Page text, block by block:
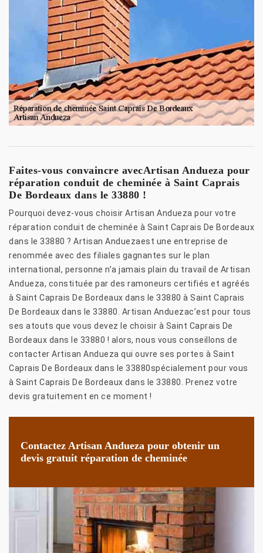
Faites-vous convaincre avecArtisan Andueza pour
réparation conduit de cheminée à Saint Caprais
De Bordeaux dans le 33880 !
Pourquoi devez-vous choisir Artisan Andueza pour votre
réparation conduit de cheminée à Saint Caprais De Bordeaux
dans le 33880 ? Artisan Anduezaest une entreprise de
renommée avec des filiales gagnantes sur le plan
international, personne n’a jamais plain du travail de Artisan
Andueza, constituée par des ramoneurs certifiés et agréés
à Saint Caprais De Bordeaux dans le 33880 à Saint Caprais
De Bordeaux dans le 33880. Artisan Anduezac’est pour tous
ses atouts que vous devez le choisir à Saint Caprais De
Bordeaux dans le 33880 ! alors, nous vous conseillons de
contacter Artisan Andueza qui ouvre ses portes à Saint
Caprais De Bordeaux dans le 33880spécialement pour vous
à Saint Caprais De Bordeaux dans le 33880. Prenez votre
devis gratuitement en ce moment !
Contactez Artisan Andueza pour obtenir un
devis gratuit réparation de cheminée